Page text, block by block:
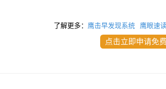
了解更多： 鹰击早发现系统 鹰眼速
点击立即申请免